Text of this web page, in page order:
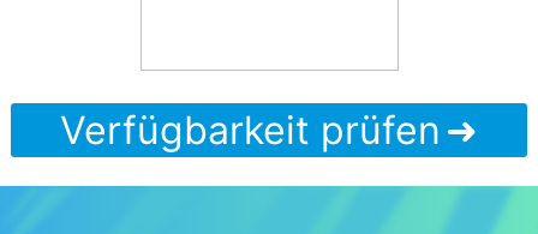
Verfügbarkeit prüfen